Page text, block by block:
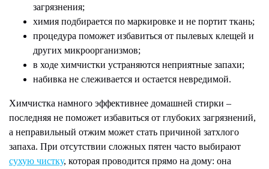
загрязнения;
химия подбирается по маркировке и не портит ткань;
процедура поможет избавиться от пылевых клещей и
других микроорганизмов;
в ходе химчистки устраняются неприятные запахи;
набивка не слеживается и остается невредимой.
Химчистка намного эффективнее домашней стирки –
последняя не поможет избавиться от глубоких загрязнений,
а неправильный отжим может стать причиной затхлого
запаха. При отсутствии сложных пятен часто выбирают
сухую чистку, которая проводится прямо на дому: она